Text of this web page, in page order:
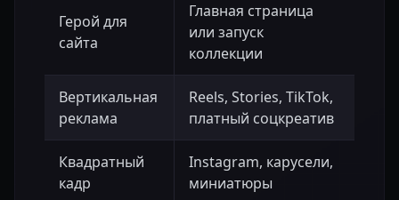
Герой для
сайта
Главная страница
или запуск
коллекции
Вертикальная
реклама
Reels, Stories, TikTok,
платный соцкреатив
Квадратный
кадр
Instagram, карусели,
миниатюры